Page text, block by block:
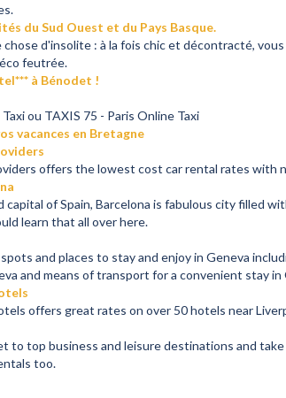
du Sud Ouest et du Pays Basque.
d'insolite : à la fois chic et décontracté,
feutrée.
à Bénodet !
ou TAXIS 75 - Paris Online Taxi
vacances en Bretagne
offers the lowest cost car rental rates with
of Spain, Barcelona is fabulous city filled
learn that all over here.
and places to stay and enjoy in Geneva
and means of transport for a convenient stay in
offers great rates on over 50 hotels near
to top business and leisure destinations and
too.